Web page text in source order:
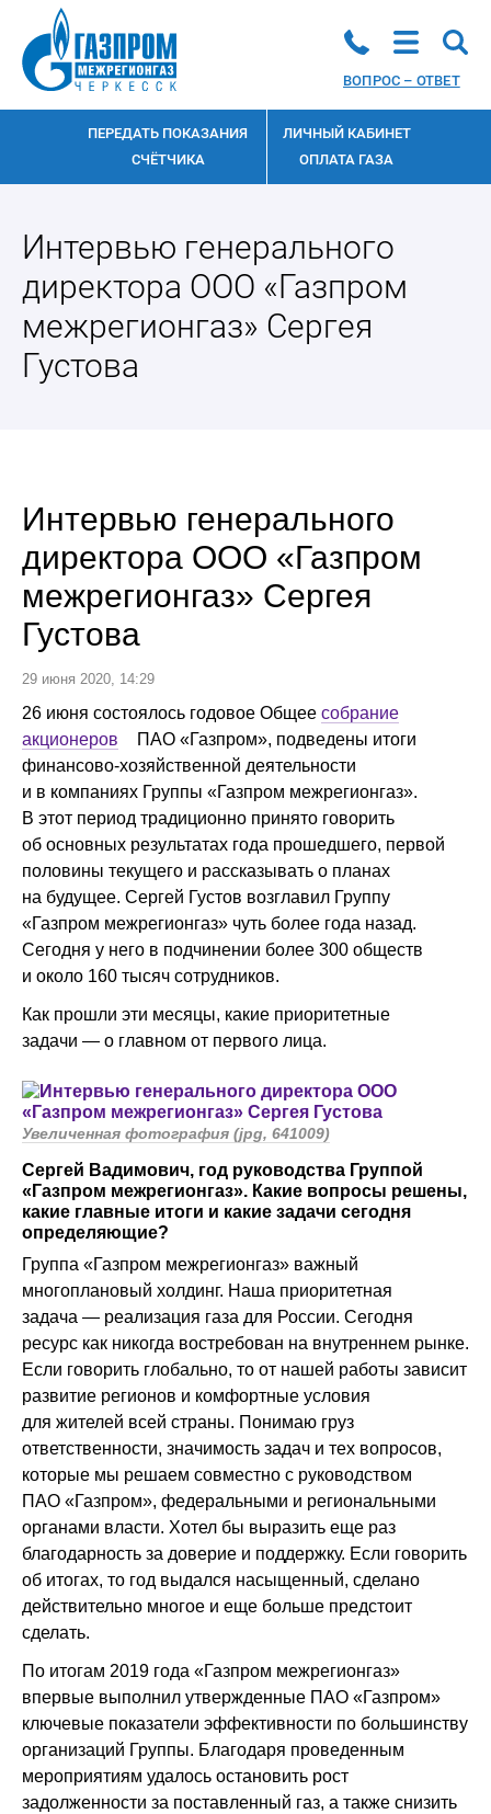
ВОПРОС – ОТВЕТ
ПЕРЕДАТЬ ПОКАЗАНИЯ
СЧЁТЧИКА
ЛИЧНЫЙ КАБИНЕТ
ОПЛАТА ГАЗА
Интервью генерального
директора ООО «Газпром
межрегионгаз» Сергея
Густова
Интервью генерального
директора ООО «Газпром
межрегионгаз» Сергея
Густова
29 июня 2020, 14:29
26 июня состоялось годовое Общее собрание
акционеров
ПАО «Газпром», подведены итоги
финансово-хозяйственной деятельности
и в компаниях Группы «Газпром межрегионгаз».
В этот период традиционно принято говорить
об основных результатах года прошедшего, первой
половины текущего и рассказывать о планах
на будущее. Сергей Густов возглавил Группу
«Газпром межрегионгаз» чуть более года назад.
Сегодня у него в подчинении более 300 обществ
и около 160 тысяч сотрудников.
Как прошли эти месяцы, какие приоритетные
задачи — о главном от первого лица.
Увеличенная фотография (jpg, 641009)
Сергей Вадимович, год руководства Группой
«Газпром межрегионгаз». Какие вопросы решены,
какие главные итоги и какие задачи сегодня
определяющие?
Группа «Газпром межрегионгаз» важный
многоплановый холдинг. Наша приоритетная
задача — реализация газа для России. Сегодня
ресурс как никогда востребован на внутреннем рынке.
Если говорить глобально, то от нашей работы зависит
развитие регионов и комфортные условия
для жителей всей страны. Понимаю груз
ответственности, значимость задач и тех вопросов,
которые мы решаем совместно с руководством
ПАО «Газпром», федеральными и региональными
органами власти. Хотел бы выразить еще раз
благодарность за доверие и поддержку. Если говорить
об итогах, то год выдался насыщенный, сделано
действительно многое и еще больше предстоит
сделать.
По итогам 2019 года «Газпром межрегионгаз»
впервые выполнил утвержденные ПАО «Газпром»
ключевые показатели эффективности по большинству
организаций Группы. Благодаря проведенным
мероприятиям удалось остановить рост
задолженности за поставленный газ, а также снизить